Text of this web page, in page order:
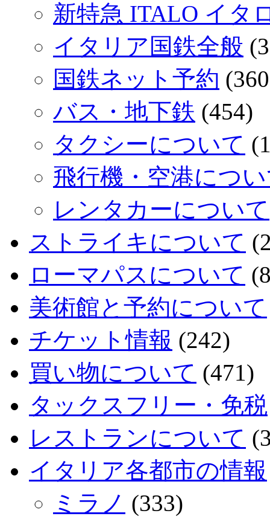
新特急 ITALO イタ
イタリア国鉄全般
国鉄ネット予約
バス・地下鉄 (454)
タクシーについて
飛行機・空港につ
レンタカーについて
ストライキについて
ローマパスについて
美術館と予約について
チケット情報 (242)
買い物について (471)
タックスフリー・免税
レストランについて
イタリア各都市の情報
ミラノ (333)